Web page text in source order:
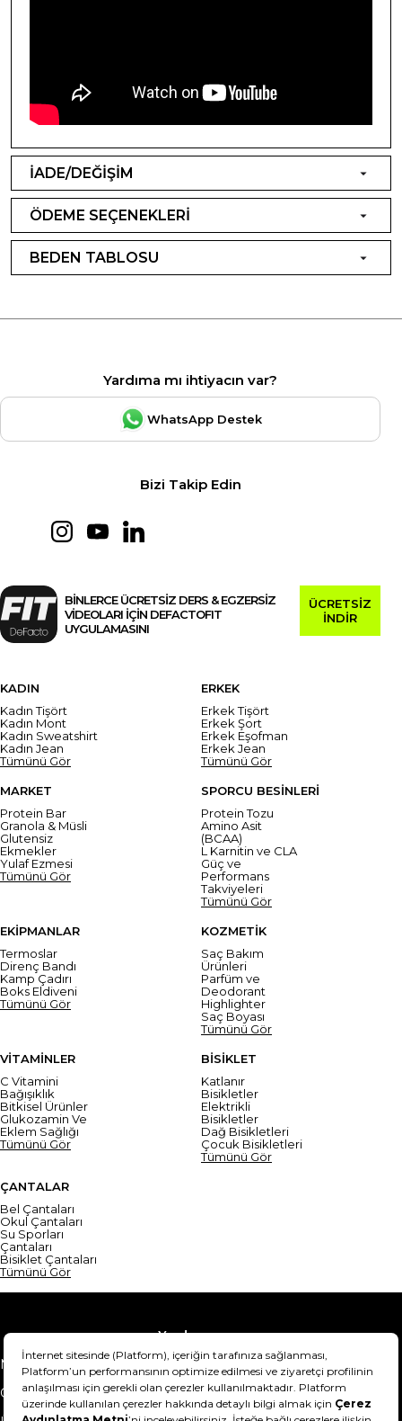
İADE/DEĞİŞİM
ÖDEME SEÇENEKLERİ
BEDEN TABLOSU
Yardıma mı ihtiyacın var?
WhatsApp Destek
Bizi Takip Edin
BİNLERCE ÜCRETSİZ DERS & EGZERSİZ
VİDEOLARI İÇİN DEFACTOFIT
UYGULAMASINI
ÜCRETSİZ
İNDİR
KADIN
Kadın Tişört
Kadın Mont
Kadın Sweatshirt
Kadın Jean
Tümünü Gör
ERKEK
Erkek Tişört
Erkek Şort
Erkek Eşofman
Erkek Jean
Tümünü Gör
MARKET
Protein Bar
Granola & Müsli
Glutensiz
Ekmekler
Yulaf Ezmesi
Tümünü Gör
SPORCU BESİNLERİ
Protein Tozu
Amino Asit
(BCAA)
L Karnitin ve CLA
Güç ve
Performans
Takviyeleri
Tümünü Gör
EKİPMANLAR
Termoslar
Direnç Bandı
Kamp Çadırı
Boks Eldiveni
Tümünü Gör
KOZMETİK
Saç Bakım
Ürünleri
Parfüm ve
Deodorant
Highlighter
Saç Boyası
Tümünü Gör
VİTAMİNLER
C Vitamini
Bağışıklık
Bitkisel Ürünler
Glukozamin Ve
Eklem Sağlığı
Tümünü Gör
BİSİKLET
Katlanır
Bisikletler
Elektrikli
Bisikletler
Dağ Bisikletleri
Çocuk Bisikletleri
Tümünü Gör
ÇANTALAR
Bel Çantaları
Okul Çantaları
Su Sporları
Çantaları
Bisiklet Çantaları
Tümünü Gör
Yardım
Mesafeli Satış Sözleşmesi
Teslimat Bilgisi
Gizlilik Sözleşmesi
Şartlar & Koşullar